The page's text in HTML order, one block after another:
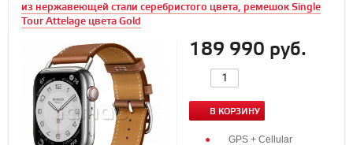
из нержавеющей стали серебристого цвета, ремешок Single
Tour Attelage цвета Gold
189 990 руб.
В КОРЗИНУ
GPS + Cellular